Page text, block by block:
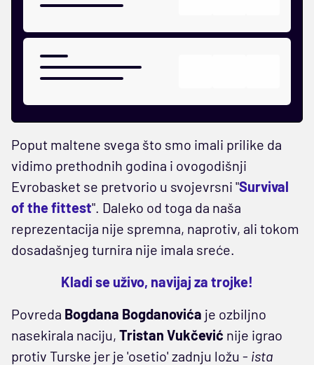
Poput maltene svega što smo imali prilike da
vidimo prethodnih godina i ovogodišnji
Evrobasket se pretvorio u svojevrsni "Survival
of the fittest". Daleko od toga da naša
reprezentacija nije spremna, naprotiv, ali tokom
dosadašnjeg turnira nije imala sreće.
Kladi se uživo, navijaj za trojke!
Povreda Bogdana Bogdanovića je ozbiljno
nasekirala naciju, Tristan Vukčević nije igrao
protiv Turske jer je 'osetio' zadnju ložu - ista